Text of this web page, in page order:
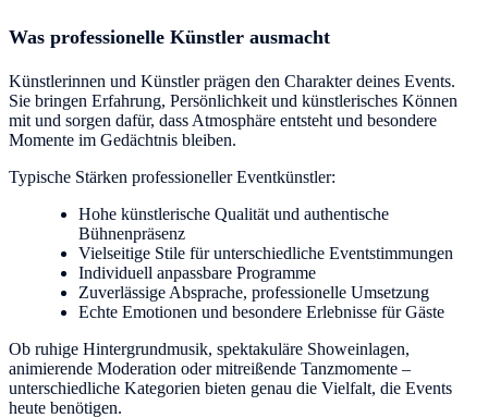
Was professionelle Künstler ausmacht
Künstlerinnen und Künstler prägen den Charakter deines Events.
Sie bringen Erfahrung, Persönlichkeit und künstlerisches Können
mit und sorgen dafür, dass Atmosphäre entsteht und besondere
Momente im Gedächtnis bleiben.
Typische Stärken professioneller Eventkünstler:
Hohe künstlerische Qualität und authentische
Bühnenpräsenz
Vielseitige Stile für unterschiedliche Eventstimmungen
Individuell anpassbare Programme
Zuverlässige Absprache, professionelle Umsetzung
Echte Emotionen und besondere Erlebnisse für Gäste
Ob ruhige Hintergrundmusik, spektakuläre Showeinlagen,
animierende Moderation oder mitreißende Tanzmomente –
unterschiedliche Kategorien bieten genau die Vielfalt, die Events
heute benötigen.